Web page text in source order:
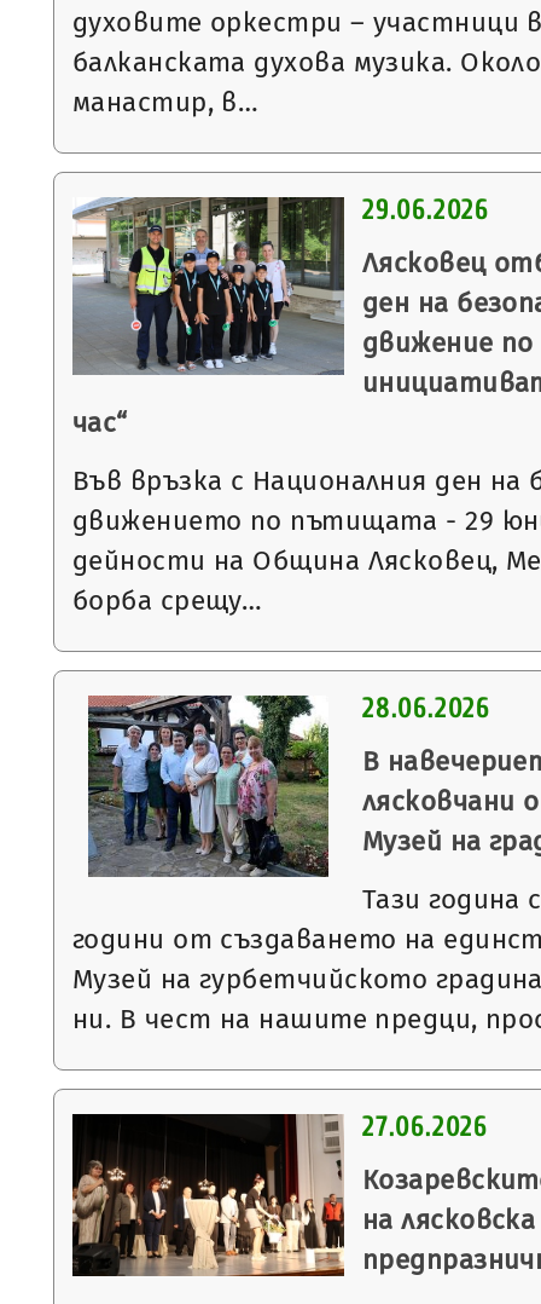
духовите оркестри – участници
балканската духова музика.
манастир, в…
29.06.2026
Лясковец
ден на
движение
час“
Във връзка с Националния ден на
движението по пътищата - 29
дейности на Община Лясковец,
борба срещу…
28.06.2026
В
лясковчани
Музей на
Тази година
години от създаването на
Музей на гурбетчийското
ни. В чест на нашите предци,
27.06.2026
на